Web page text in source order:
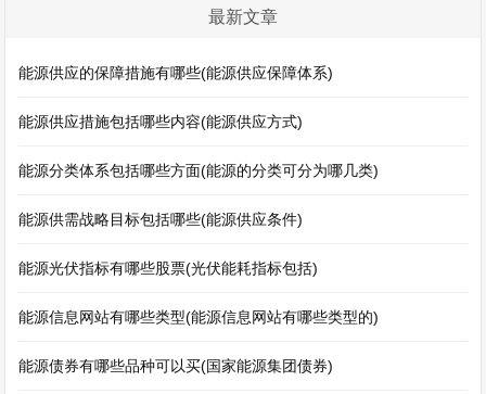
最新文章
能源供应的保障措施有哪些(能源供应保障体系)
能源供应措施包括哪些内容(能源供应方式)
能源分类体系包括哪些方面(能源的分类可分为哪几类)
能源供需战略目标包括哪些(能源供应条件)
能源光伏指标有哪些股票(光伏能耗指标包括)
能源信息网站有哪些类型(能源信息网站有哪些类型的)
能源债券有哪些品种可以买(国家能源集团债券)